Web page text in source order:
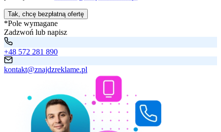
Tak, chcę bezpłatną ofertę
*Pole wymagane
Zadzwoń lub napisz
+48 572 281 890
kontakt@znajdzreklame.pl